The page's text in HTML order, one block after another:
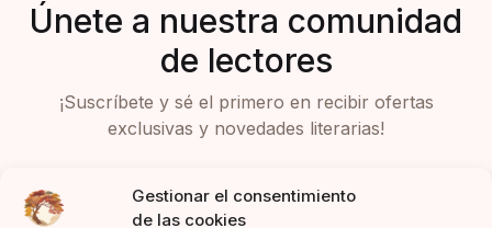
Gestionar el consentimiento
de las cookies
Únete a nuestra comunidad
de lectores
¡Suscríbete y sé el primero en recibir ofertas
exclusivas y novedades literarias!